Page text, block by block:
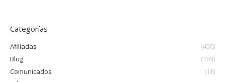
Categorías
Afiliadas
(450)
Blog
(104)
Comunicados
(18)